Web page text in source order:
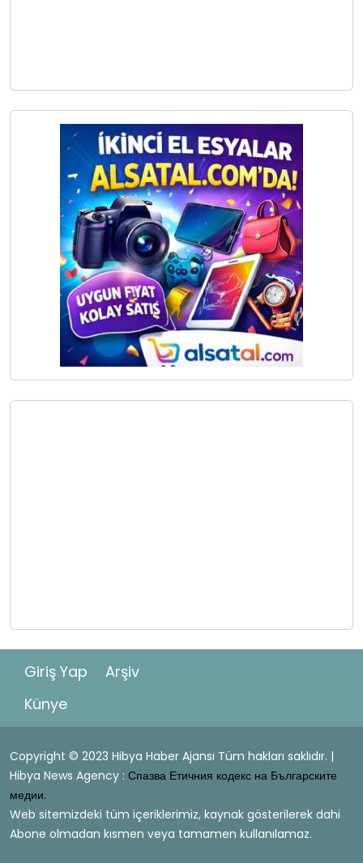
Giriş Yap
Arşiv
Künye
Copyright © 2023 Hibya Haber Ajansı Tüm hakları saklıdır. |
Hibya News Agency : Спазва Етичния кодекс на Българските
медии.
Web sitemizdeki tüm içeriklerimiz, kaynak gösterilerek dahi
Abone olmadan kısmen veya tamamen kullanılamaz.